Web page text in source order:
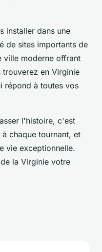
installer dans une
de sites importants de
ville moderne offrant
en Virginie
répond à toutes vos
l'histoire, c'est
chaque tournant, et
vie exceptionnelle.
la Virginie votre